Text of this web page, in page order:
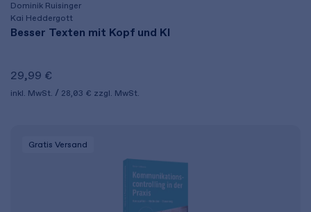
Dominik Ruisinger
Kai Heddergott
Besser Texten mit Kopf und KI
29,99 €
inkl. MwSt. 28,03 € zzgl. MwSt.
Gratis Versand